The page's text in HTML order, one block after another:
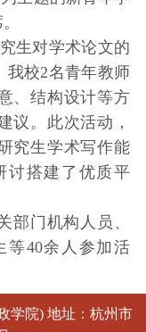
生对学术论文的
我校2名青年教师
、结构设计等方
议。此次活动，
究生学术写作能
讨搭建了优质平
部门机构人员、
等40余人参加活
学院) 地址：杭州市